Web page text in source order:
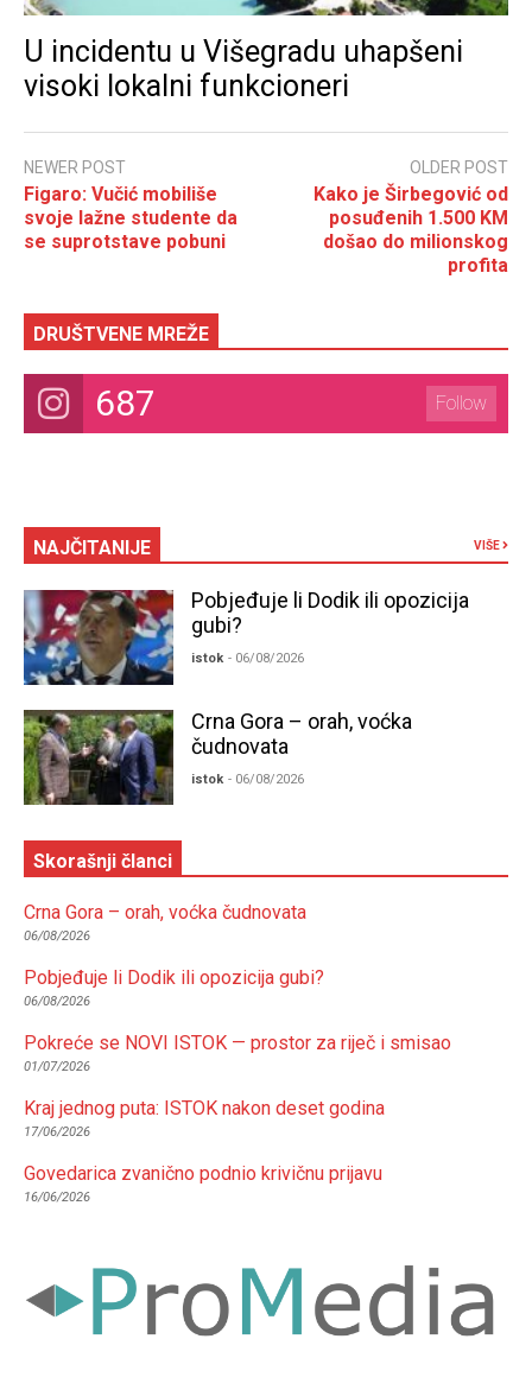
U incidentu u Višegradu uhapšeni
visoki lokalni funkcioneri
NEWER POST
Figaro: Vučić mobiliše
svoje lažne studente da
se suprotstave pobuni
OLDER POST
Kako je Širbegović od
posuđenih 1.500 KM
došao do milionskog
profita
DRUŠTVENE MREŽE
687 Follow
NAJČITANIJE VIŠE
Pobjeđuje li Dodik ili opozicija
gubi?
istok - 06/08/2026
Crna Gora – orah, voćka
čudnovata
istok - 06/08/2026
Skorašnji članci
Crna Gora – orah, voćka čudnovata
06/08/2026
Pobjeđuje li Dodik ili opozicija gubi?
06/08/2026
Pokreće se NOVI ISTOK — prostor za riječ i smisao
01/07/2026
Kraj jednog puta: ISTOK nakon deset godina
17/06/2026
Govedarica zvanično podnio krivičnu prijavu
16/06/2026